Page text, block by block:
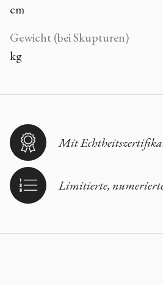
cm
Gewicht (bei Skupturen)
kg
Mit
Limitierte,